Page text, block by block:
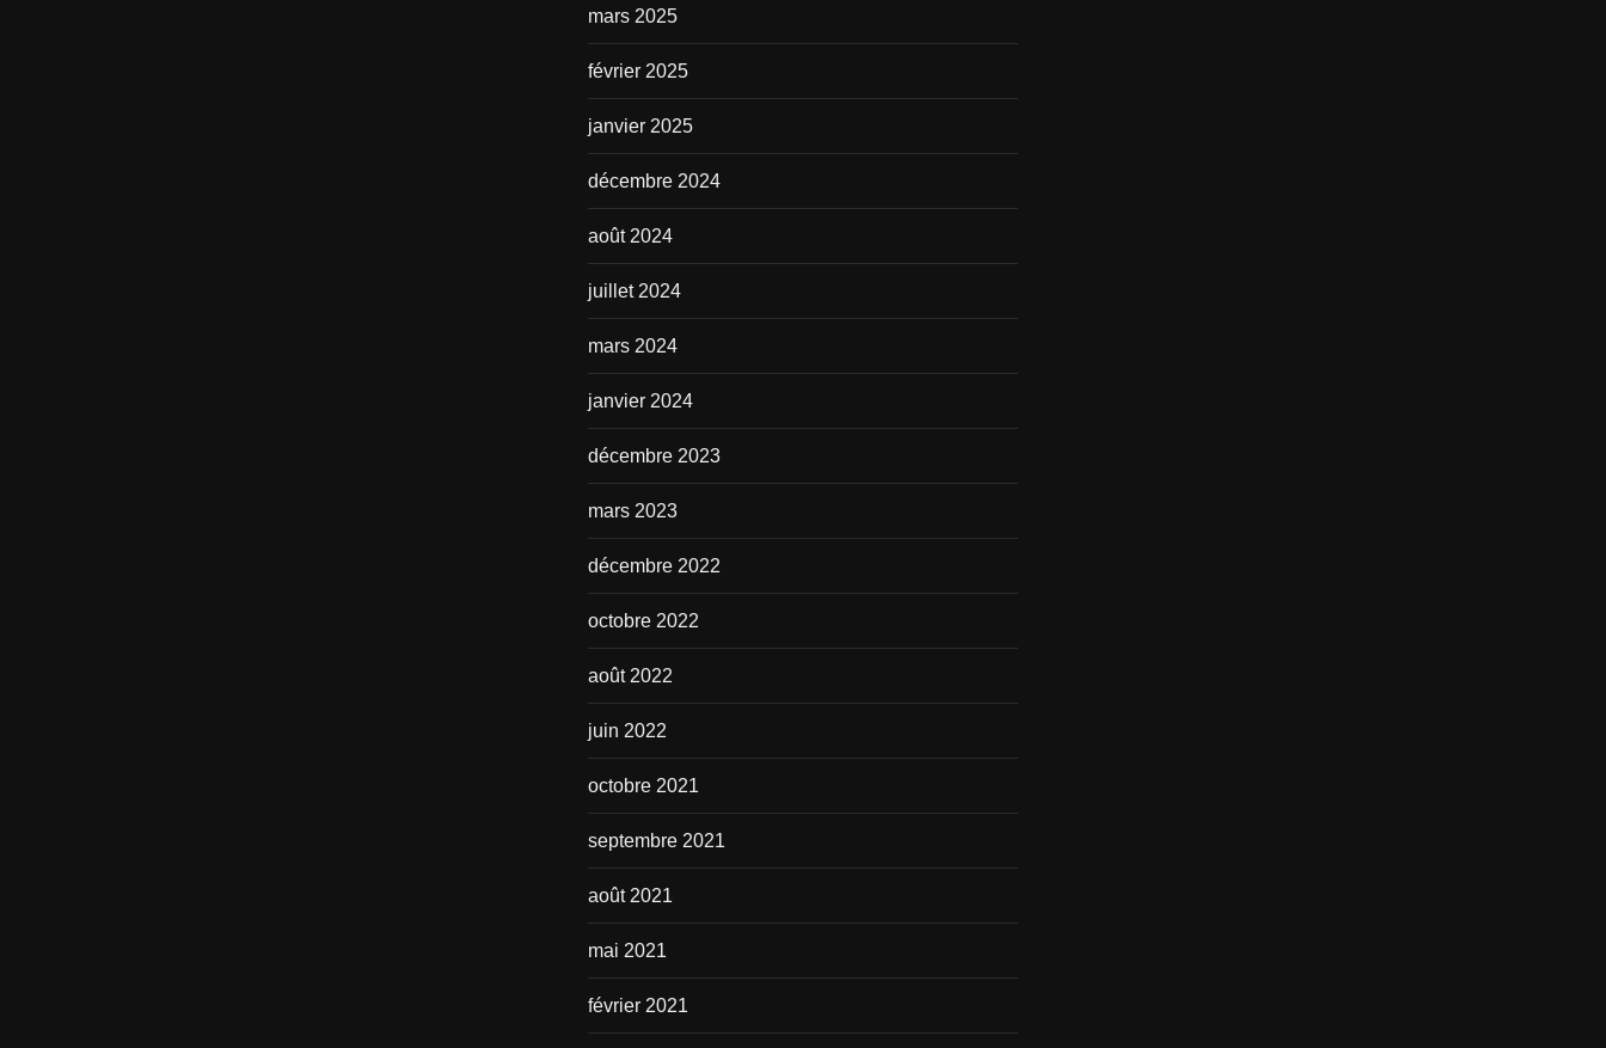
mars 2025
février 2025
janvier 2025
décembre 2024
août 2024
juillet 2024
mars 2024
janvier 2024
décembre 2023
mars 2023
décembre 2022
octobre 2022
août 2022
juin 2022
octobre 2021
septembre 2021
août 2021
mai 2021
février 2021